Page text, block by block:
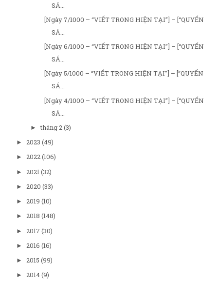
SÁ...
[Ngày 7/1000 – “VIẾT TRONG HIỆN TẠI”] – [“QUYỂN
SÁ...
[Ngày 6/1000 – “VIẾT TRONG HIỆN TẠI”] – [“QUYỂN
SÁ...
[Ngày 5/1000 – “VIẾT TRONG HIỆN TẠI”] – [“QUYỂN
SÁ...
[Ngày 4/1000 – “VIẾT TRONG HIỆN TẠI”] – [“QUYỂN
SÁ...
►tháng 2(3)
► 2023 (49)
► 2022(106)
► 2021(32)
► 2020 (33)
► 2019 (10)
► 2018 (148)
► 2017 (30)
► 2016 (16)
► 2015 (99)
► 2014(9)